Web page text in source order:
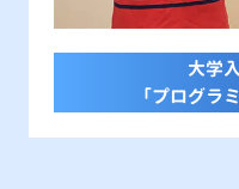
大学
「プログラ